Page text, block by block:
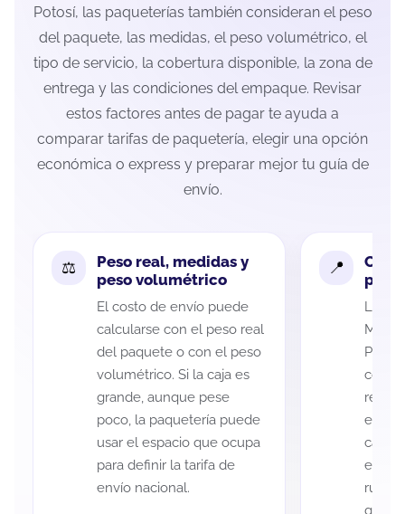
Potosí, las paqueterías también consideran el peso
del paquete, las medidas, el peso volumétrico, el
tipo de servicio, la cobertura disponible, la zona de
entrega y las condiciones del empaque. Revisar
estos factores antes de pagar te ayuda a
comparar tarifas de paquetería, elegir una opción
económica o express y preparar mejor tu guía de
envío.
Peso real, medidas y
peso volumétrico
El costo de envío puede
calcularse con el peso real
del paquete o con el peso
volumétrico. Si la caja es
grande, aunque pese
poco, la paquetería puede
usar el espacio que ocupa
para definir la tarifa de
envío nacional.
La
cada
es
ruta
guía